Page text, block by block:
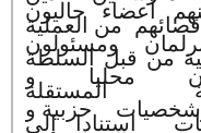
أعضاء حاليون
ومسئولون
محليا و
حزبية و
من العملية
من قبل السلطة
المستقلة
استنادا إلى